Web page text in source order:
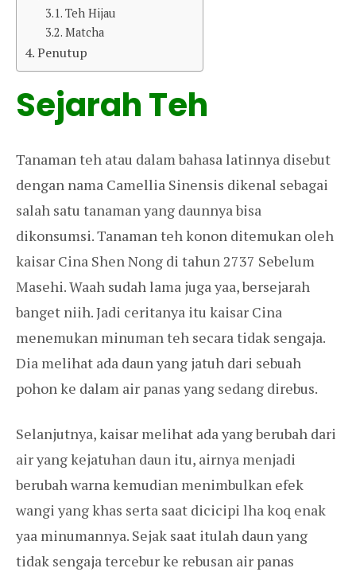
Teh Hijau
Matcha
Penutup
Sejarah Teh
Tanaman teh atau dalam bahasa latinnya disebut
dengan nama Camellia Sinensis dikenal sebagai
salah satu tanaman yang daunnya bisa
dikonsumsi. Tanaman teh konon ditemukan oleh
kaisar Cina Shen Nong di tahun 2737 Sebelum
Masehi. Waah sudah lama juga yaa, bersejarah
banget niih. Jadi ceritanya itu kaisar Cina
menemukan minuman teh secara tidak sengaja.
Dia melihat ada daun yang jatuh dari sebuah
pohon ke dalam air panas yang sedang direbus.
Selanjutnya, kaisar melihat ada yang berubah dari
air yang kejatuhan daun itu, airnya menjadi
berubah warna kemudian menimbulkan efek
wangi yang khas serta saat dicicipi lha koq enak
yaa minumannya. Sejak saat itulah daun yang
tidak sengaja tercebur ke rebusan air panas